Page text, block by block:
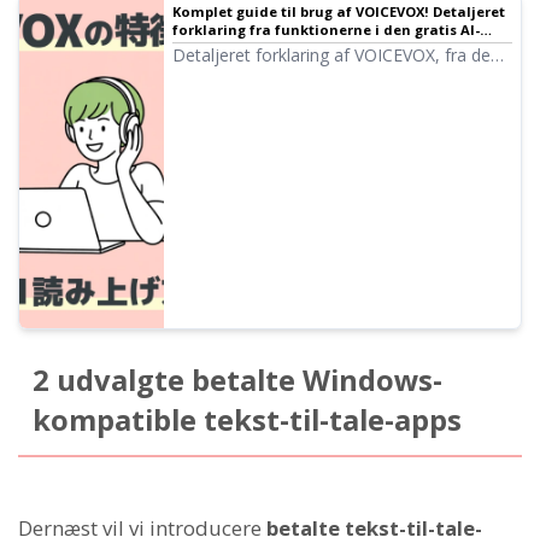
Komplet guide til brug af VOICEVOX! Detaljeret
forklaring fra funktionerne i den gratis AI-
talesyntese-software til kommerciel brug
Detaljeret forklaring af VOICEVOX, fra dens
2 udvalgte betalte Windows-
kompatible tekst-til-tale-apps
Dernæst vil vi introducere betalte tekst-til-tale-